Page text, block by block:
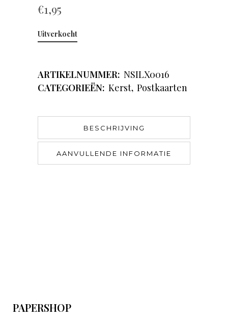
€1,95
Uitverkocht
ARTIKELNUMMER: NSILX0016
CATEGORIEËN: Kerst, Postkaarten
BESCHRIJVING
AANVULLENDE INFORMATIE
PAPERSHOP